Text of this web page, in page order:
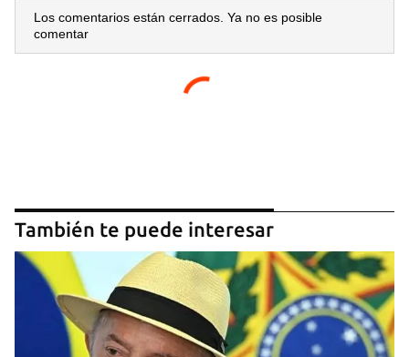
Los comentarios están cerrados. Ya no es posible
comentar
También te puede interesar